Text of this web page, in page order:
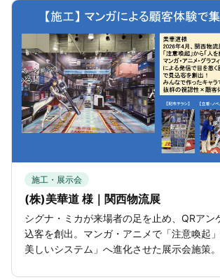
施工・展示会
(株)美華道 様｜関西物流展
シグナ・ミカが来場者の足を止め、QRアン
込客を創出。マンガ・アニメで「注意喚起
美しいシステム」へ進化させた展示会施策。